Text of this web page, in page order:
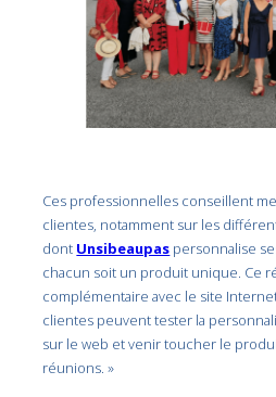
Ces professionnelles conseillent
clientes, notamment sur les
dont Unsibeaupas personnalise
chacun soit un produit unique. Ce
complémentaire avec le site Internet
clientes peuvent tester la
sur le web et venir toucher le
réunions. »